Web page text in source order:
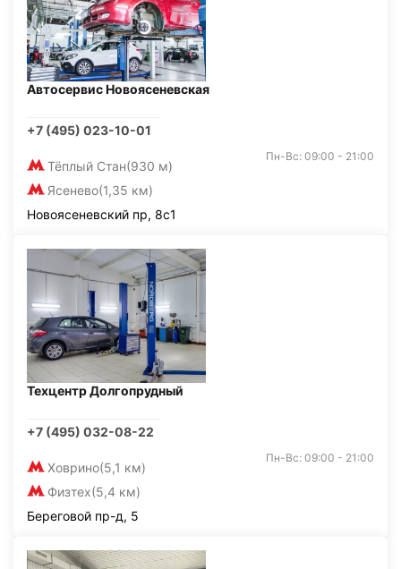
Автосервис Новоясеневская
+7 (495) 023-10-01
Тёплый Стан(930 м)
Ясенево(1,35 км)
Пн-Вс: 09:00 - 21:00
Новоясеневский пр, 8с1
Техцентр Долгопрудный
+7 (495) 032-08-22
Ховрино(5,1 км)
Физтех(5,4 км)
Пн-Вс: 09:00 - 21:00
Береговой пр-д, 5